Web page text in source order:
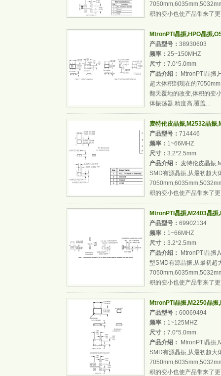
积的变小也使产品带来了
MtronPTI晶振,HPO晶振
产品型号： 38930603
频率： 25~150MHZ
尺寸： 7.0*5.0mm
产品介绍：
MtronPTI晶振
超大体积到现在的
翻天覆地的改变,体积的变
体振荡器,精度高,覆盖...
麦特伦皮晶振,M2532晶振
产品型号： 714446
频率： 1~66MHZ
尺寸： 3.2*2.5mm
产品介绍： 麦特伦皮晶振
SMD有源晶振,从最初超大
积的变小也使产品带来了
MtronPTI晶振,M2403晶
产品型号： 69902134
频率： 1~66MHZ
尺寸： 3.2*2.5mm
产品介绍：
MtronPTI晶振
型SMD有源晶振,从最初超
积的变小也使产品带来了
MtronPTI晶振,M2250晶
产品型号： 60069494
频率： 1~125MHZ
尺寸： 7.0*5.0mm
产品介绍：
MtronPTI晶振
SMD有源晶振,从最初超大
积的变小也使产品带来了